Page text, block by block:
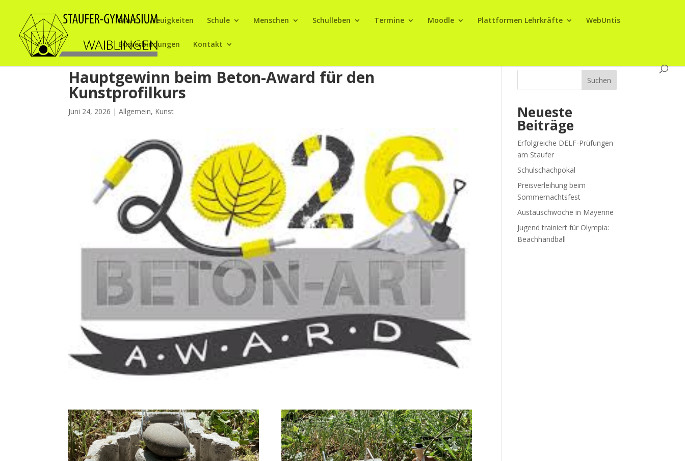
Start Neuigkeiten Schule Menschen Schulleben Termine Moodle Plattformen Lehrkräfte WebUntis
Busverbindungen Kontakt
Hauptgewinn beim Beton-Award für den
Kunstprofilkurs
Juni 24, 2026 |Allgemein, Kunst
Suchen
Neueste
Beiträge
Erfolgreiche DELF-Prüfungen
am Staufer
Schulschachpokal
Preisverleihung beim
Sommernachtsfest
Austauschwoche in Mayenne
Jugend trainiert für Olympia:
Beachhandball